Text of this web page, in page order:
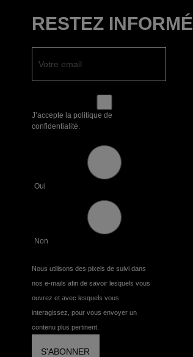
RESTEZ INFORMÉ
J’accepte la politique de
confidentialité.
Oui
Non
Nous utilisons des pixels de suivi dans
nos e-mails afin de savoir lesquels vous
ouvrez et avec lesquels vous
interagissez, pour vous envoyer un
contenu plus pertinent.